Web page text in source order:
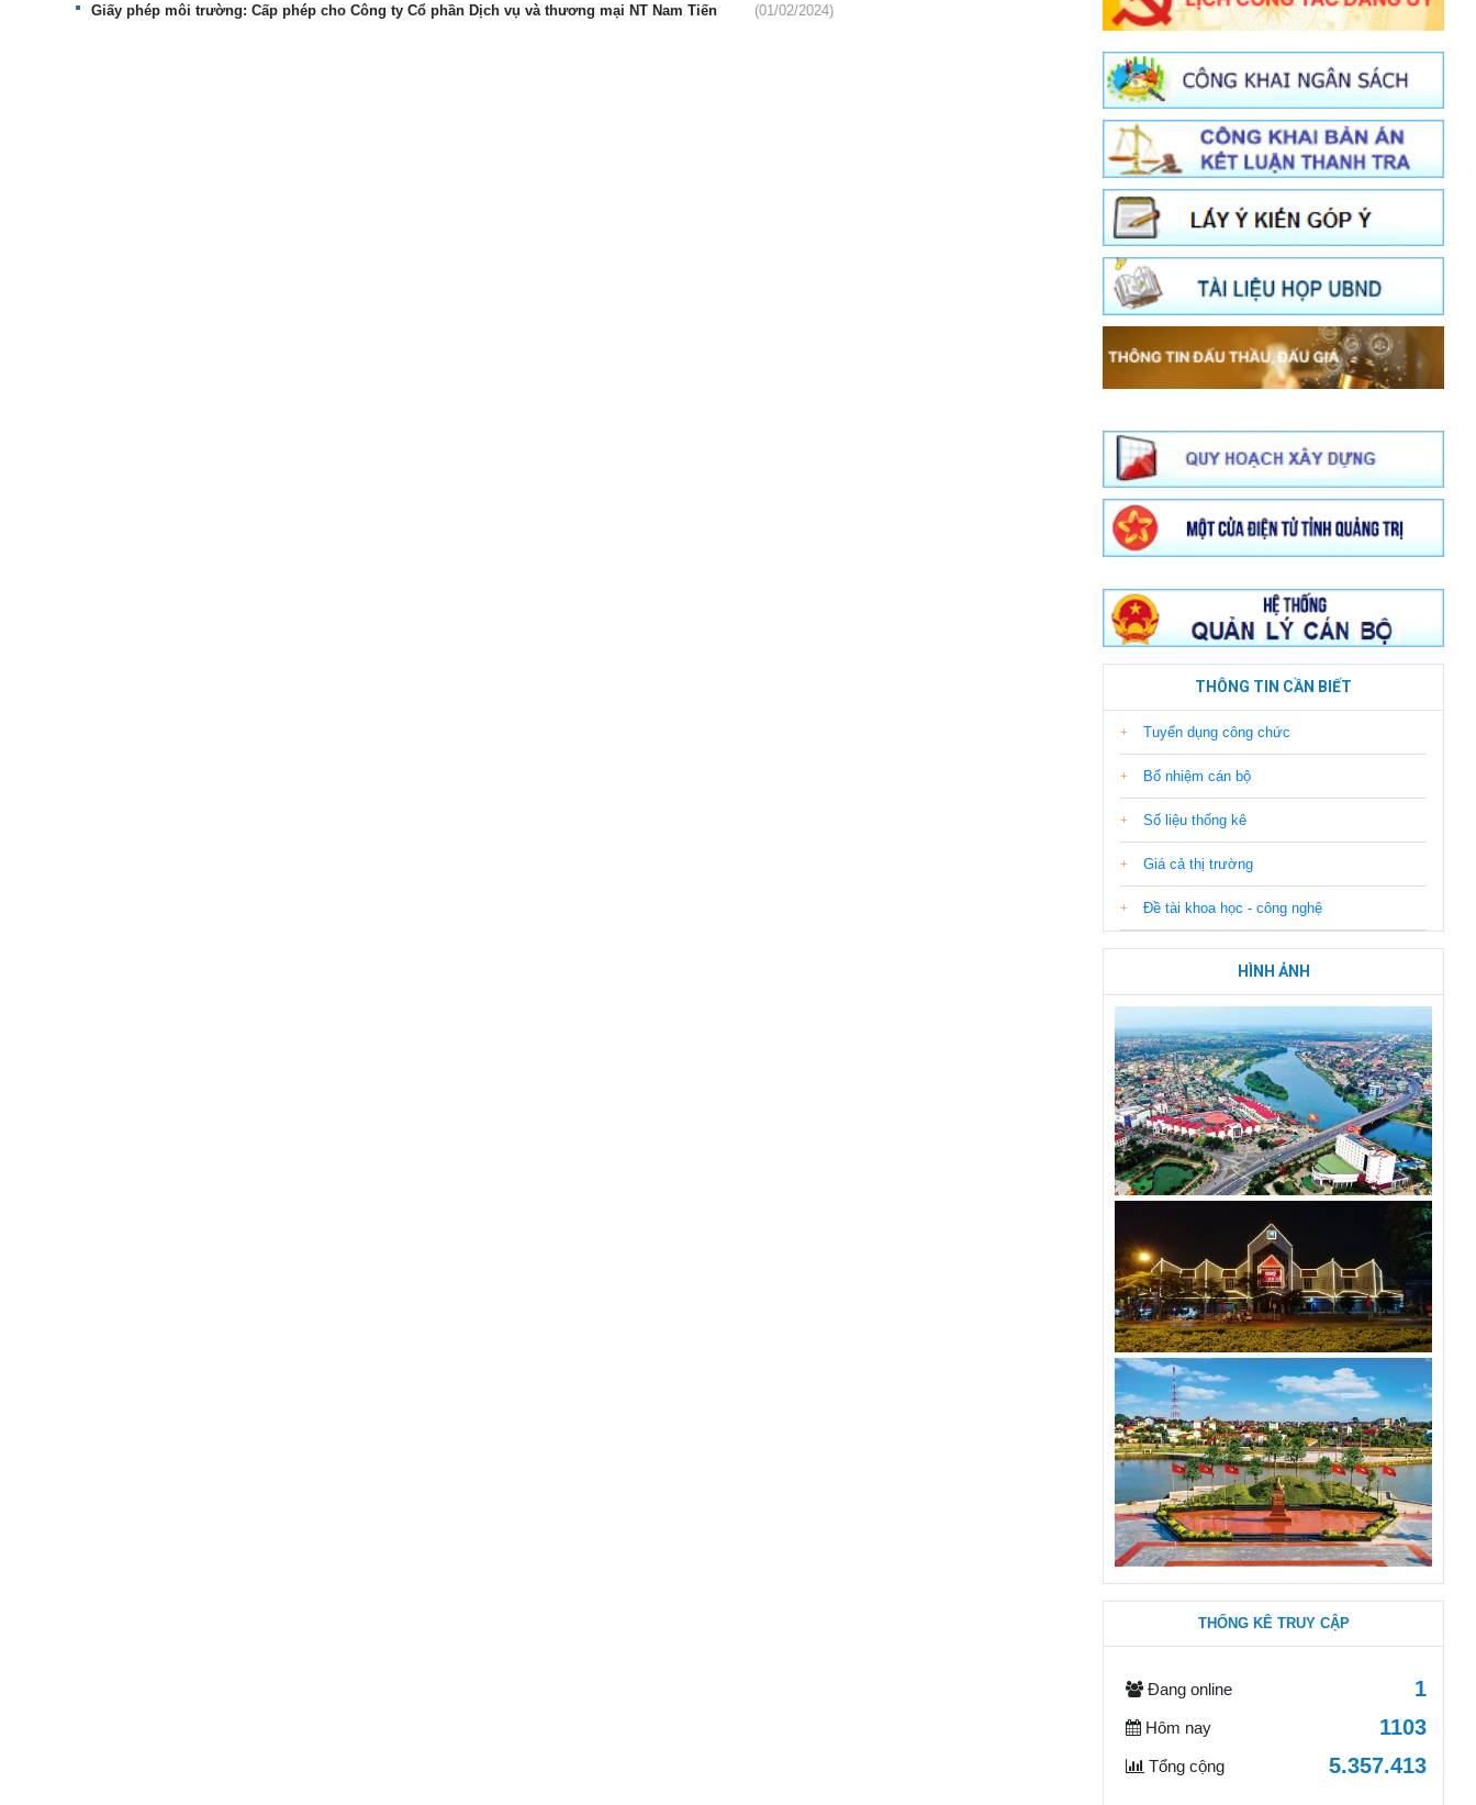
Giấy phép môi trường: Cấp phép cho Công ty Cổ phần Dịch vụ và thương mại NT Nam Tiến (01/02/2024)
THÔNG TIN CẦN BIẾT
Tuyển dụng công chức
Bổ nhiệm cán bộ
Số liệu thống kê
Giá cả thị trường
Đề tài khoa học - công nghệ
HÌNH ẢNH
THỐNG KÊ TRUY CẬP
Đang online 1
Hôm nay 1103
Tổng cộng 5.357.413